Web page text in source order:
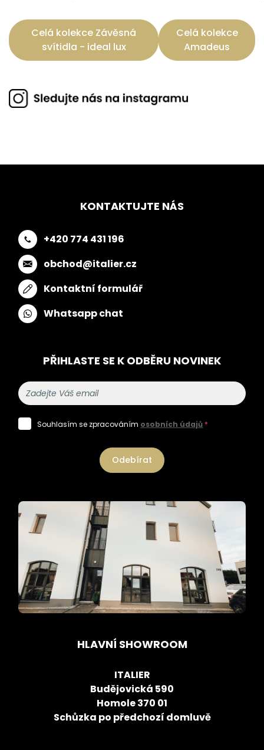
Celá kolekce Závěsná
svítidla - ideal lux
Celá kolekce
Amadeus
KONTAKTUJTE NÁS
+420 774 431 196
obchod@italier.cz
Kontaktní formulář
Whatsapp chat
PŘIHLASTE SE K ODBĚRU NOVINEK
Souhlasím se zpracováním osobních údajů *
Odebírat
HLAVNÍ SHOWROOM
ITALIER
Budějovická 590
Homole 370 01
Schůzka po předchozí domluvě